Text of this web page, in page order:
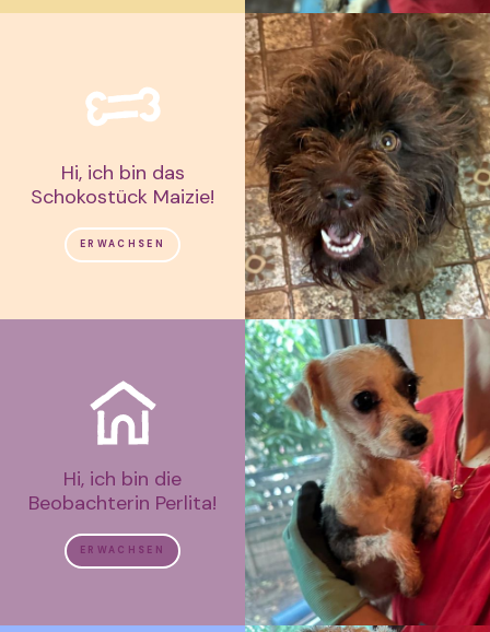
Hi, ich bin das
Schokostück Maizie!
ERWACHSEN
Hi, ich bin die
Beobachterin Perlita!
ERWACHSEN